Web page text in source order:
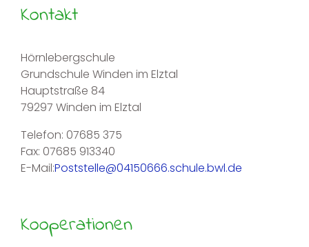
Kontakt
Hörnlebergschule
Grundschule Winden im Elztal
Hauptstraße 84
79297 Winden im Elztal
Telefon: 07685 375
Fax: 07685 913340
E-Mail:Poststelle@04150666.schule.bwl.de
Kooperationen